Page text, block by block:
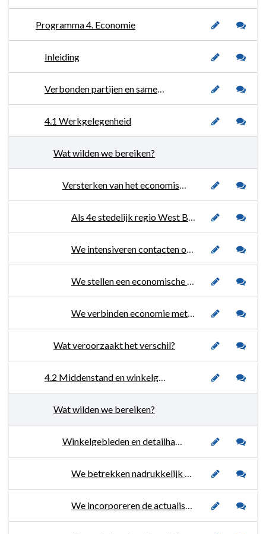
Programma 4. Economie
Inleiding
Verbonden partijen en samenwerkingspartners
4.1 Werkgelegenheid
Wat wilden we bereiken?
Versterken van het economisch klimaat en arbeidsmarkt.
Als 4e stedelijk regio West Brabant West stellen we met 7 buurgemeenten een regionale verstedelijkingsstrategie (RVS) en een regionale investeringsagenda (RIA).
We intensiveren contacten over de grens met Vlaanderen.
We stellen een economische visie op.
We verbinden economie met arbeidsmarkt in het sociaal domein.
Wat veroorzaakt het verschil?
4.2 Middenstand en winkelgebieden
Wat wilden we bereiken?
Winkelgebieden en detailhandel vitaal houden.
We betrekken nadrukkelijk onze ligging als grensgemeente bij de marktwerking.
We incorporeren de actualisatie van het detailhandelsbeleid in de nieuwe economische visie.